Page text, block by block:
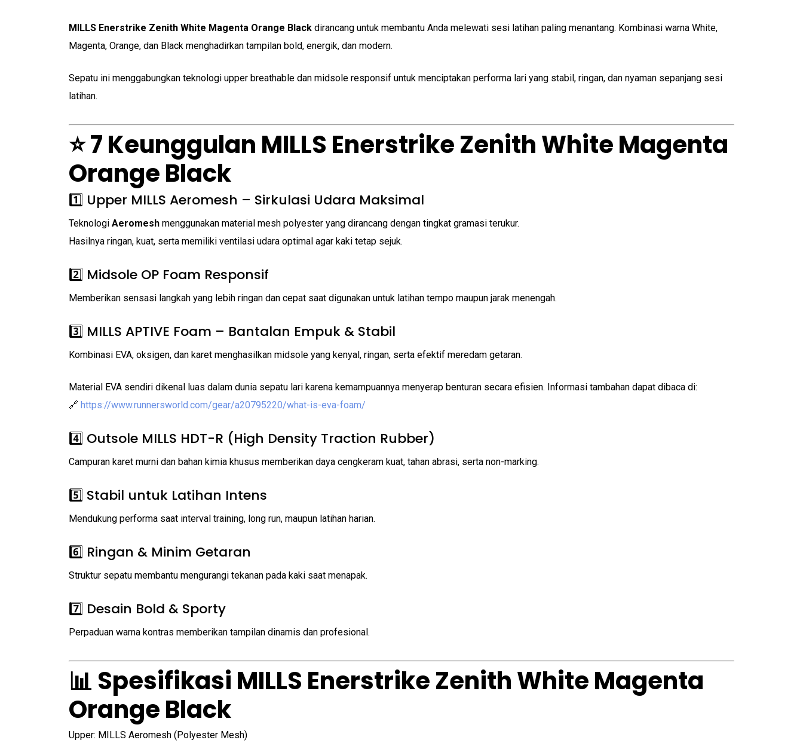
MILLS Enerstrike Zenith White Magenta Orange Black dirancang untuk membantu Anda melewati sesi latihan paling menantang. Kombinasi warna White,
Magenta, Orange, dan Black menghadirkan tampilan bold, energik, dan modern.
Sepatu ini menggabungkan teknologi upper breathable dan midsole responsif untuk menciptakan performa lari yang stabil, ringan, dan nyaman sepanjang sesi
latihan.
⭐ 7 Keunggulan MILLS Enerstrike Zenith White Magenta
Orange Black
1️⃣ Upper MILLS Aeromesh – Sirkulasi Udara Maksimal
Teknologi Aeromesh menggunakan material mesh polyester yang dirancang dengan tingkat gramasi terukur.
Hasilnya ringan, kuat, serta memiliki ventilasi udara optimal agar kaki tetap sejuk.
2️⃣ Midsole OP Foam Responsif
Memberikan sensasi langkah yang lebih ringan dan cepat saat digunakan untuk latihan tempo maupun jarak menengah.
3️⃣ MILLS APTIVE Foam – Bantalan Empuk & Stabil
Kombinasi EVA, oksigen, dan karet menghasilkan midsole yang kenyal, ringan, serta efektif meredam getaran.
Material EVA sendiri dikenal luas dalam dunia sepatu lari karena kemampuannya menyerap benturan secara efisien. Informasi tambahan dapat dibaca di:
🔗 https://www.runnersworld.com/gear/a20795220/what-is-eva-foam/
4️⃣ Outsole MILLS HDT-R (High Density Traction Rubber)
Campuran karet murni dan bahan kimia khusus memberikan daya cengkeram kuat, tahan abrasi, serta non-marking.
5️⃣ Stabil untuk Latihan Intens
Mendukung performa saat interval training, long run, maupun latihan harian.
6️⃣ Ringan & Minim Getaran
Struktur sepatu membantu mengurangi tekanan pada kaki saat menapak.
7️⃣ Desain Bold & Sporty
Perpaduan warna kontras memberikan tampilan dinamis dan profesional.
📊 Spesifikasi MILLS Enerstrike Zenith White Magenta
Orange Black
Upper: MILLS Aeromesh (Polyester Mesh)